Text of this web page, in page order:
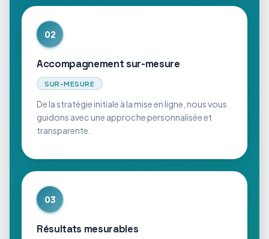
02
Accompagnement sur-mesure
SUR-MESURE
De la stratégie initiale à la mise en ligne, nous vous
guidons avec une approche personnalisée et
transparente.
03
Résultats mesurables